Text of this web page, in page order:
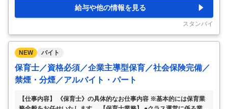
務に携われます！ 【職務概要】 同社にて下記業務を担当していただ
きます。 【職務詳細】 トヨタグループの金融中核企業である同社の
ペイメント事業において、重要なパートナーであるネットワーク会社
やク…
給与や他の情報を見る
スタンバイ
NEW バイト
保育士／資格必須／企業主導型保育／社会保険完備／
禁煙・分煙／アルバイト・パート
【仕事内容】 《保育士》の具体的なお仕事内容 ※基本的には保育業